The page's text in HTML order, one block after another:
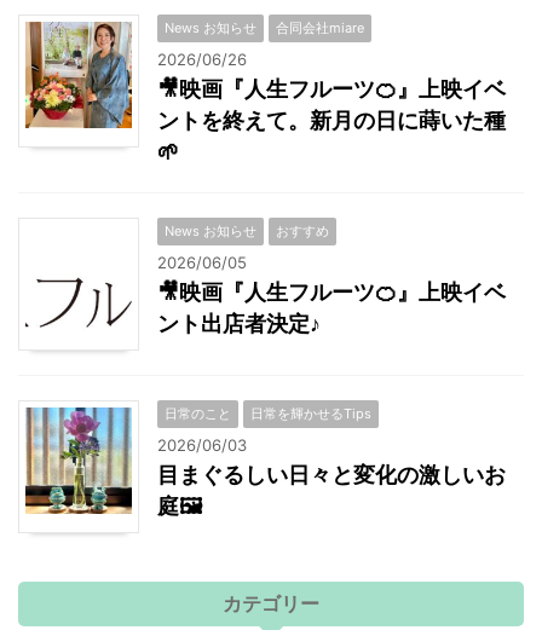
News お知らせ 合同会社miare
2026/06/26
🎥映画『人生フルーツ🍊』上映イベ
ントを終えて。新月の日に蒔いた種
🌱
News お知らせ おすすめ
2026/06/05
🎥映画『人生フルーツ🍊』上映イベ
ント出店者決定♪
日常のこと 日常を輝かせるTips
2026/06/03
目まぐるしい日々と変化の激しいお
庭🖼
カテゴリー